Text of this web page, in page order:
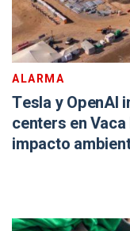
ALARMA
Tesla y OpenAI
centers en
impacto